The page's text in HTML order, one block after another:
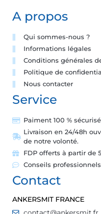
A propos
Qui sommes-nous ?
Informations légales
Conditions générales
Politique de
Nous contacter
Service
Paiment 100 % sécurisé
Livraison en 24/48h
de notre volonté.
FDP offerts à partir de
Conseils professionnels
Contact
ANKERSMIT FRANCE